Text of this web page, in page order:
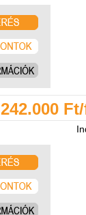
242.000